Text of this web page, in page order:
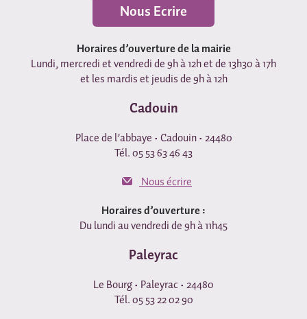
Nous Ecrire
Horaires d’ouverture de la mairie
Lundi, mercredi et vendredi de 9h à 12h et de 13h30 à 17h
et les mardis et jeudis de 9h à 12h
Cadouin
Place de l’abbaye • Cadouin • 24480
Tél. 05 53 63 46 43
Nous écrire
Horaires d’ouverture :
Du lundi au vendredi de 9h à 11h45
Paleyrac
Le Bourg • Paleyrac • 24480
Tél. 05 53 22 02 90